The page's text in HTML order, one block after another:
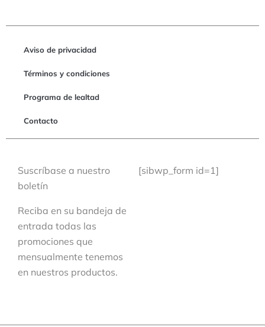
Aviso de privacidad
Términos y condiciones
Programa de lealtad
Contacto
Suscríbase a nuestro
boletín
Reciba en su bandeja de
entrada todas las
promociones que
mensualmente tenemos
en nuestros productos.
[sibwp_form id=1]